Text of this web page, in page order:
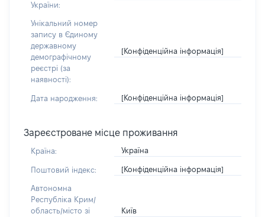
України:
Унікальний номер
запису в Єдиному
державному
демографічному
реєстрі (за
наявності):
[Конфіденційна інформація]
Дата народження: [Конфіденційна інформація]
Зареєстроване місце проживання
Країна: Україна
Поштовий індекс: [Конфіденційна інформація]
Автономна
Республіка Крим/
область/місто зі
Київ